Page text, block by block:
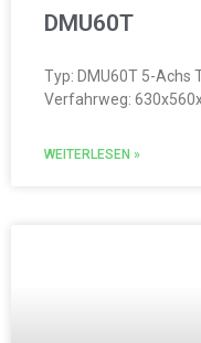
DMU60T
Typ: DMU60T 5-Achs
Verfahrweg:
WEITERLESEN »